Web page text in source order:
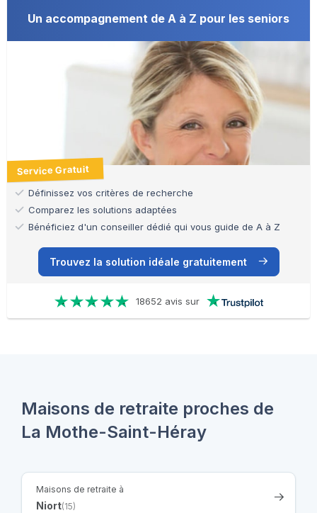
Un accompagnement de A à Z pour les seniors
Service Gratuit
Définissez vos critères de recherche
Comparez les solutions adaptées
Bénéficiez d'un conseiller dédié qui vous guide de A à Z
Trouvez la solution idéale gratuitement
18652 avis sur
Maisons de retraite proches de
La Mothe-Saint-Héray
Maisons de retraite à
Niort(15)